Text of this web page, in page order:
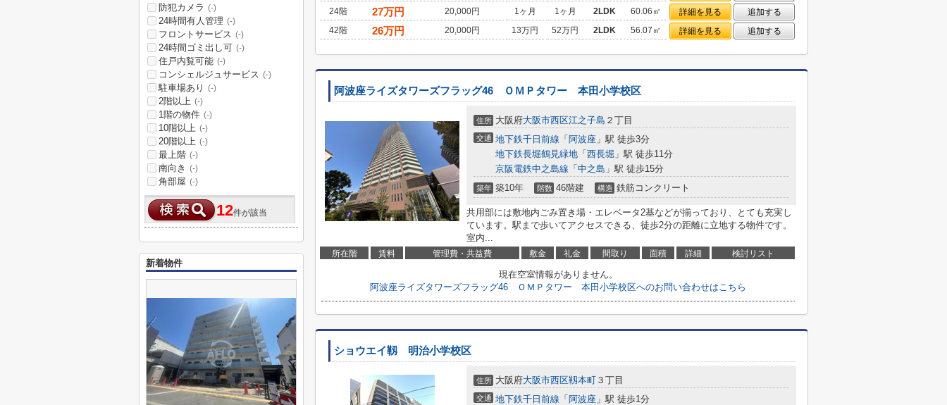
24階
27万円 20,000円 1ヶ月 1ヶ月 2LDK 60.06㎡ 詳細を見る
追加する
42階
26万円 20,000円 13万円 52万円 2LDK 56.07㎡ 詳細を見る 追加する
阿波座ライズタワーズフラッグ46 ＯＭＰタワー 本田小学校区
住所 大阪府大阪市西区江之子島 ２丁目
交通 地下鉄千日前線 「 阿波座 」駅 徒歩3分
地下鉄長堀鶴見緑地 「 西長堀 」駅 徒歩11分
京阪電鉄中之島線 「 中之島 」駅 徒歩15分
築年 築10年 階数 46階建 構造 鉄筋コンクリート
共用部には敷地内ごみ置き場・エレベータ2基などが揃っており、とても充実し
ています。駅まで歩いてアクセスできる、徒歩2分の距離に立地する物件です。
室内...
所在階 賃料 管理費・共益費 敷金 礼金 間取り 面積 詳細 検討リスト
現在空室情報がありません。
阿波座ライズタワーズフラッグ46 ＯＭＰタワー 本田小学校区へのお問い合わせはこちら
ショウエイ靱 明治小学校区
住所 大阪府大阪市西区靱本町 ３丁目
交通 地下鉄千日前線 「 阿波座 」駅 徒歩1分
防犯カメラ (-)
24時間有人管理 (-)
フロントサービス (-)
24時間ゴミ出し可 (-)
住戸内覧可能 (-)
コンシェルジュサービス (-)
駐車場あり (-)
2階以上 (-)
1階の物件 (-)
10階以上 (-)
20階以上 (-)
最上階 (-)
南向き (-)
角部屋 (-)
12件が該当
新着物件